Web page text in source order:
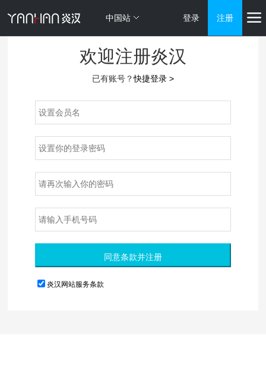
中国站 登录 注册
欢迎注册炎汉
已有账号？快捷登录 >
同意条款并注册
炎汉网站服务条款